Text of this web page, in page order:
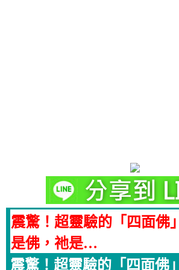
震驚！超靈驗的「四面佛
是佛，祂是…
震驚！超靈驗的「四面佛